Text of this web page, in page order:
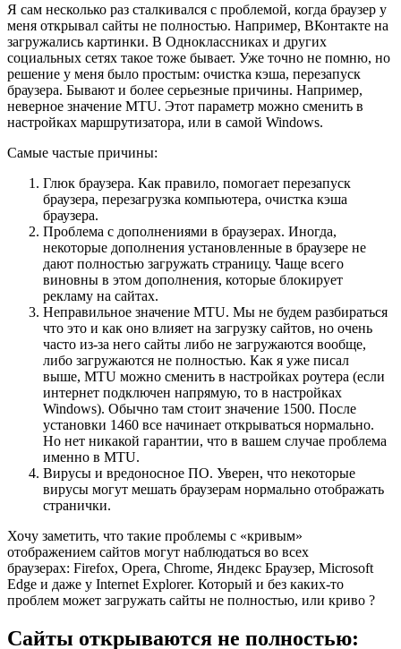
Я сам несколько раз сталкивался с проблемой, когда браузер у
меня открывал сайты не полностью. Например, ВКонтакте на
загружались картинки. В Одноклассниках и других
социальных сетях такое тоже бывает. Уже точно не помню, но
решение у меня было простым: очистка кэша, перезапуск
браузера. Бывают и более серьезные причины. Например,
неверное значение MTU. Этот параметр можно сменить в
настройках маршрутизатора, или в самой Windows.
Самые частые причины:
Глюк браузера. Как правило, помогает перезапуск
браузера, перезагрузка компьютера, очистка кэша
браузера.
Проблема с дополнениями в браузерах. Иногда,
некоторые дополнения установленные в браузере не
дают полностью загружать страницу. Чаще всего
виновны в этом дополнения, которые блокирует
рекламу на сайтах.
Неправильное значение MTU. Мы не будем разбираться
что это и как оно влияет на загрузку сайтов, но очень
часто из-за него сайты либо не загружаются вообще,
либо загружаются не полностью. Как я уже писал
выше, MTU можно сменить в настройках роутера (если
интернет подключен напрямую, то в настройках
Windows). Обычно там стоит значение 1500. После
установки 1460 все начинает открываться нормально.
Но нет никакой гарантии, что в вашем случае проблема
именно в MTU.
Вирусы и вредоносное ПО. Уверен, что некоторые
вирусы могут мешать браузерам нормально отображать
странички.
Хочу заметить, что такие проблемы с «кривым»
отображением сайтов могут наблюдаться во всех
браузерах: Firefox, Opera, Chrome, Яндекс Браузер, Microsoft
Edge и даже у Internet Explorer. Который и без каких-то
проблем может загружать сайты не полностью, или криво ?
Сайты открываются не полностью: